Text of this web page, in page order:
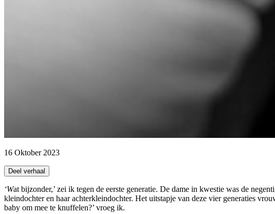
16 Oktober 2023
Deel verhaal
‘Wat bijzonder,’ zei ik tegen de eerste generatie. De dame in kwestie was de negentig al gepasseerd maar nog opmerkelijk kwiek voor haar leeftijd. Ze was hier het weekend samen met haar dochter, haar
kleindochter en haar achterkleindochter. Het uitstapje van deze vier generaties
baby om mee te knuffelen?’ vroeg ik.